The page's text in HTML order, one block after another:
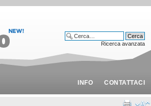
INFO CONTATTACI
Ricerca avanzata